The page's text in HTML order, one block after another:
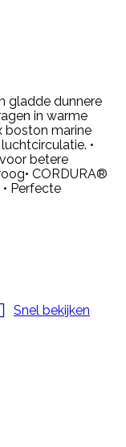
gladde dunnere
in warme
boston marine
•
betere
CORDURA®
Perfecte
Snel bekijken